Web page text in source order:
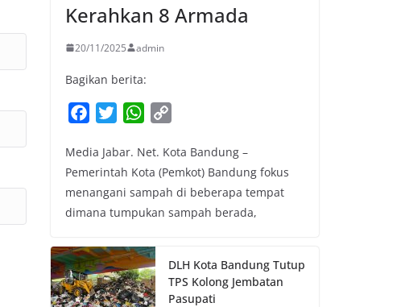
Kerahkan 8 Armada
20/11/2025 admin
Bagikan berita:
c
e
b
o
k
i
t
t
e
W
a
t
s
A
p
p
y
L
i
k
Media Jabar. Net. Kota Bandung –
Pemerintah Kota (Pemkot) Bandung fokus
menangani sampah di beberapa tempat
dimana tumpukan sampah berada,
DLH Kota Bandung Tutup
TPS Kolong Jembatan
Pasupati